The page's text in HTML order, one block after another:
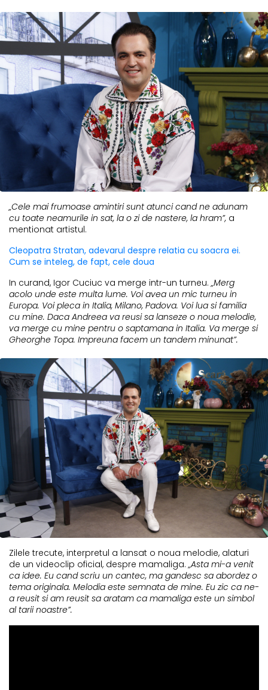
„Cele mai frumoase amintiri sunt atunci cand ne adunam
cu toate neamurile in sat, la o zi de nastere, la hram”, a
mentionat artistul.
Cleopatra Stratan, adevarul despre relatia cu soacra ei.
Cum se inteleg, de fapt, cele doua
In curand, Igor Cuciuc va merge intr-un turneu. „Merg
acolo unde este multa lume. Voi avea un mic turneu in
Europa. Voi pleca in Italia, Milano, Padova. Voi lua si familia
cu mine. Daca Andreea va reusi sa lanseze o noua melodie,
va merge cu mine pentru o saptamana in Italia. Va merge si
Gheorghe Topa. Impreuna facem un tandem minunat”.
Zilele trecute, interpretul a lansat o noua melodie, alaturi
de un videoclip oficial, despre mamaliga. „Asta mi-a venit
ca idee. Eu cand scriu un cantec, ma gandesc sa abordez o
tema originala. Melodia este semnata de mine. Eu zic ca ne-
a reusit si am reusit sa aratam ca mamaliga este un simbol
al tarii noastre”.